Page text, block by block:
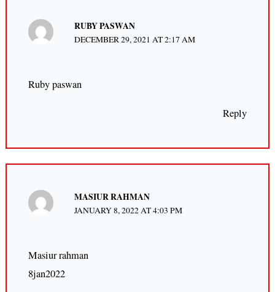
RUBY PASWAN
DECEMBER 29, 2021 AT 2:17 AM
Ruby paswan
Reply
MASIUR RAHMAN
JANUARY 8, 2022 AT 4:03 PM
Masiur rahman
8jan2022